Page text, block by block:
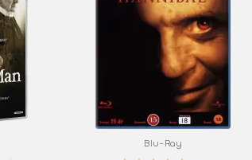
Blu-Ray